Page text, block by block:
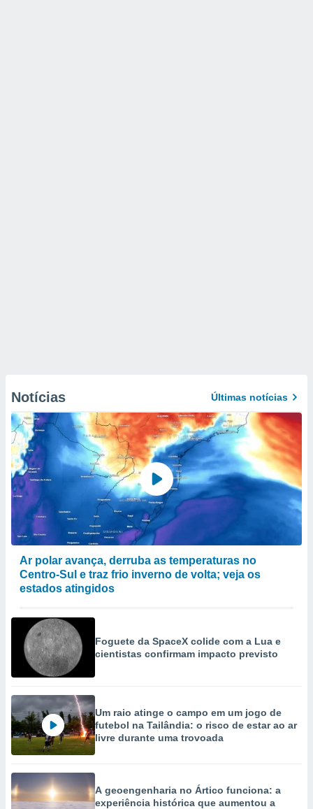
Notícias Últimas notícias
Ar polar avança, derruba as temperaturas no
Centro-Sul e traz frio inverno de volta; veja os
estados atingidos
Foguete da SpaceX colide com a Lua e
cientistas confirmam impacto previsto
Um raio atinge o campo em um jogo de
futebol na Tailândia: o risco de estar ao ar
livre durante uma trovoada
A geoengenharia no Ártico funciona: a
experiência histórica que aumentou a